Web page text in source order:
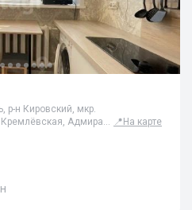
р-н Кировский, мкр.
Адмира… 📍 На карте